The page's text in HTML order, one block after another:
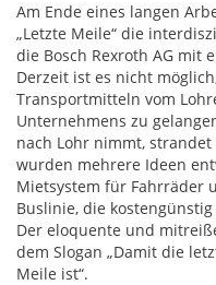
Am Ende eines langen
„Letzte Meile“ die
die Bosch Rexroth AG mit
Derzeit ist es nicht
Transportmitteln vom
Unternehmens zu
nach Lohr nimmt,
wurden mehrere Ideen
Mietsystem für Fahrräder
Buslinie, die
Der eloquente und
dem Slogan „Damit die
Meile ist“.